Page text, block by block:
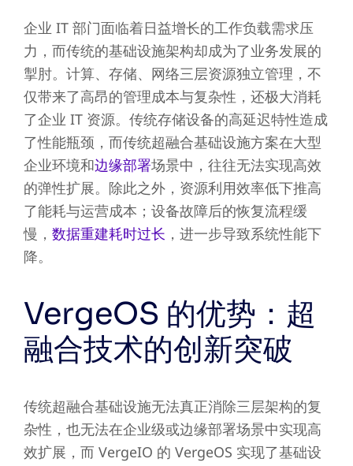
企业 IT 部门面临着日益增长的工作负载需求压
力，而传统的基础设施架构却成为了业务发展的
掣肘。计算、存储、网络三层资源独立管理，不
仅带来了高昂的管理成本与复杂性，还极大消耗
了企业 IT 资源。传统存储设备的高延迟特性造成
了性能瓶颈，而传统超融合基础设施方案在大型
企业环境和边缘部署场景中，往往无法实现高效
的弹性扩展。除此之外，资源利用效率低下推高
了能耗与运营成本；设备故障后的恢复流程缓
慢， 数据重建耗时过长 ，进一步导致系统性能下
降。
VergeOS 的优势：超
融合技术的创新突破
传统超融合基础设施无法真正消除三层架构的复
杂性，也无法在企业级或边缘部署场景中实现高
效扩展，而 VergeIO 的 VergeOS 实现了基础设